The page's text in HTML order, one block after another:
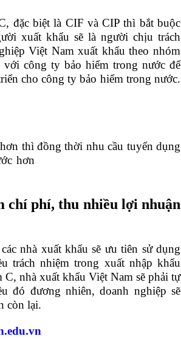
đặc biệt là CIF và CIP thì bắt buộc
xuất khẩu sẽ là người chịu trách
Việt Nam xuất khẩu theo nhóm
công ty bảo hiểm trong nước để
cho công ty bảo hiểm trong nước.
thì đồng thời nhu cầu tuyển dụng
hơn
chí phí, thu nhiều lợi nhuận
nhà xuất khẩu sẽ ưu tiên sử dụng
trách nhiệm trong xuất nhập khẩu
nhà xuất khẩu Việt Nam sẽ phải tự
đó đương nhiên, doanh nghiệp sẽ
còn lại.